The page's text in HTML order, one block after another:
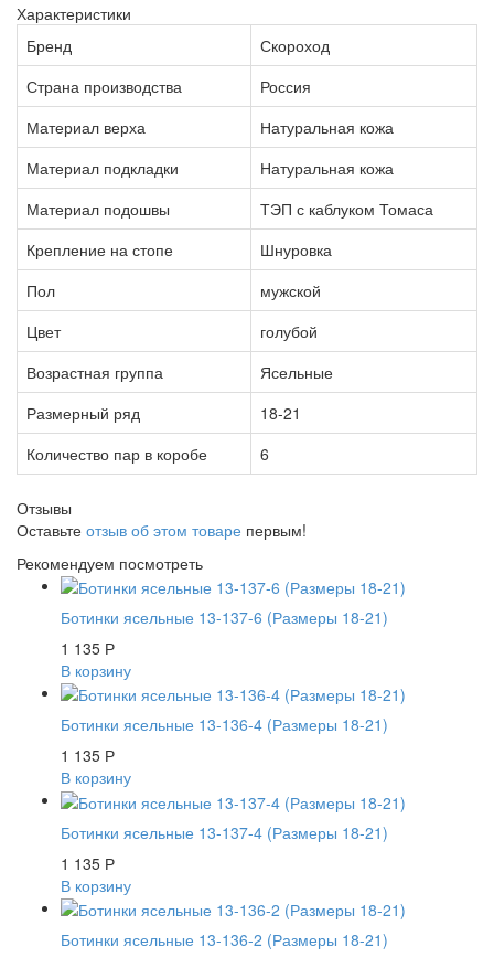
Характеристики
Бренд
Скороход
Страна производства
Россия
Материал верха
Натуральная кожа
Материал подкладки
Натуральная кожа
Материал подошвы
ТЭП с каблуком Томаса
Крепление на стопе
Шнуровка
Пол
мужской
Цвет
голубой
Возрастная группа
Ясельные
Размерный ряд
18-21
Количество пар в коробе
6
Отзывы
Оставьте отзыв об этом товаре первым!
Рекомендуем посмотреть
Ботинки ясельные 13-137-6 (Размеры 18-21)
1 135 Р
В корзину
Ботинки ясельные 13-136-4 (Размеры 18-21)
1 135 Р
В корзину
Ботинки ясельные 13-137-4 (Размеры 18-21)
1 135 Р
В корзину
Ботинки ясельные 13-136-2 (Размеры 18-21)